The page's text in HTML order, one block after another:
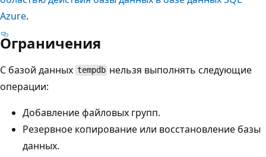
Azure.
Ограничения
С базой данных tempdb нельзя выполнять следующие
операции:
Добавление файловых групп.
Резервное копирование или восстановление базы
данных.